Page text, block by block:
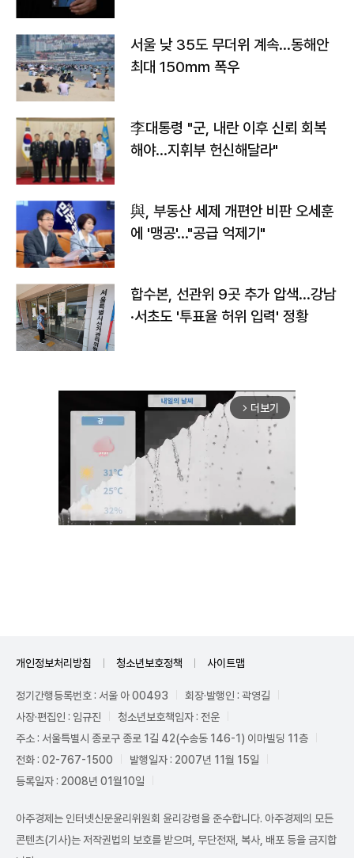
서울 낮 35도 무더위 계속…동해안
최대 150㎜ 폭우
李대통령 "군, 내란 이후 신뢰 회복
해야…지휘부 헌신해달라"
與, 부동산 세제 개편안 비판 오세훈
에 '맹공'…"공급 억제기"
합수본, 선관위 9곳 추가 압색…강남
·서초도 '투표율 허위 입력' 정황
arrow_forward_ios 더보기
개인정보처리방침 청소년보호정책 사이트맵
정기간행등록번호 : 서울 아 00493
회장·발행인 : 곽영길
사장·편집인 : 임규진
청소년보호책임자 : 전운
주소 : 서울특별시 종로구 종로 1길 42(수송동 146-1) 이마빌딩 11층
전화 : 02-767-1500
발행일자 : 2007년 11월 15일
등록일자 : 2008년 01월10일
아주경제는 인터넷신문윤리위원회 윤리강령을 준수합니다. 아주경제의 모든
콘텐츠(기사)는 저작권법의 보호를 받으며, 무단전재, 복사, 배포 등을 금지합